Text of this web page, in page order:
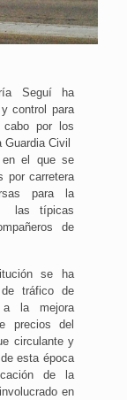
Seguí ha
control para
cabo por los
Civil
el que se
por carretera
para la
las típicas
de
se ha
tráfico de
a la mejora
precios del
circulante y
esta época
de la
en